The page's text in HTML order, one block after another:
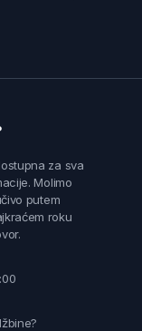
za sva
Molimo
putem
roku